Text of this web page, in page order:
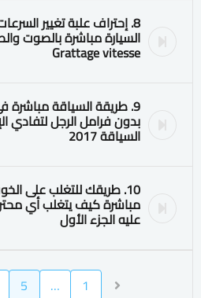
8. إحتراف علبة تغيير
Grattage vitesse
9. طريقة السياقة
السياقة 2017
مباشرة كيف يتغلب أي
عليه الجزء الأول
1
…
5